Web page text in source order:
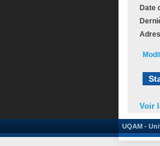
Date
Voir
UQAM -